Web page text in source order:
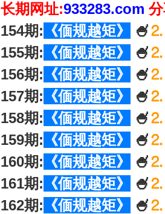
长期网址:933283.com
154期: 《偭规越矩》 🍧⒉
155期: 《偭规越矩》 🍧⒉
156期: 《偭规越矩》 🍧⒉
157期: 《偭规越矩》 🍧⒉
158期: 《偭规越矩》 🍧⒉
159期: 《偭规越矩》 🍧⒉
160期: 《偭规越矩》 🍧⒉
161期: 《偭规越矩》 🍧⒉
162期: 《偭规越矩》 🍧⒉